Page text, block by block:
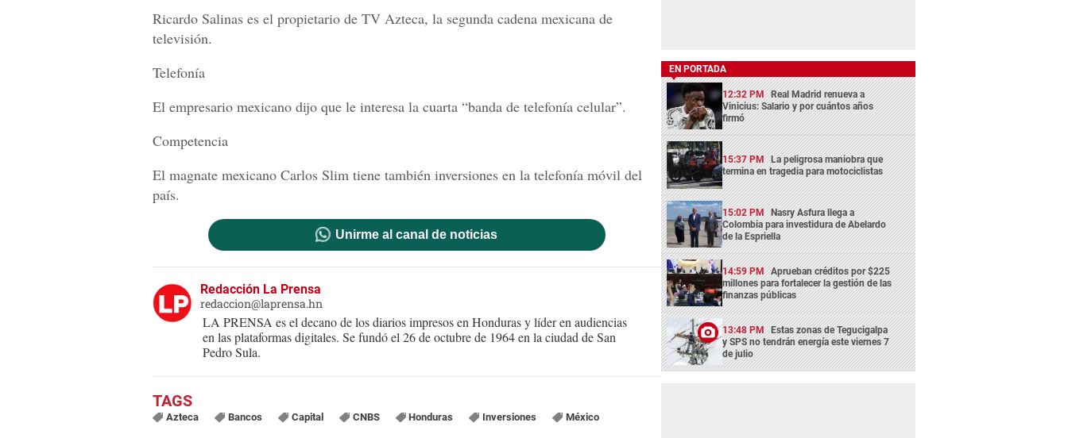
Ricardo Salinas es el propietario de TV Azteca, la segunda cadena mexicana de
televisión.
Telefonía
El empresario mexicano dijo que le interesa la cuarta “banda de telefonía celular”.
Competencia
El magnate mexicano Carlos Slim tiene también inversiones en la telefonía móvil del
país.
Unirme al canal de noticias
Redacción La Prensa
redaccion@laprensa.hn
LA PRENSA es el decano de los diarios impresos en Honduras y líder en audiencias
en las plataformas digitales. Se fundó el 26 de octubre de 1964 en la ciudad de San
Pedro Sula.
Azteca Bancos Capital CNBS Honduras Inversiones México
EN PORTADA
12:32 PM Real Madrid renueva a
Vinicius: Salario y por cuántos años
firmó
15:37 PM La peligrosa maniobra que
termina en tragedia para motociclistas
15:02 PM Nasry Asfura llega a
Colombia para investidura de Abelardo
de la Espriella
14:59 PM Aprueban créditos por $225
millones para fortalecer la gestión de las
finanzas públicas
13:48 PM Estas zonas de Tegucigalpa
y SPS no tendrán energía este viernes 7
de julio